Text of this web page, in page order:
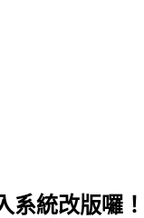
系統改版囉！